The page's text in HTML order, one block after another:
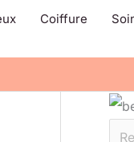
Coiffure